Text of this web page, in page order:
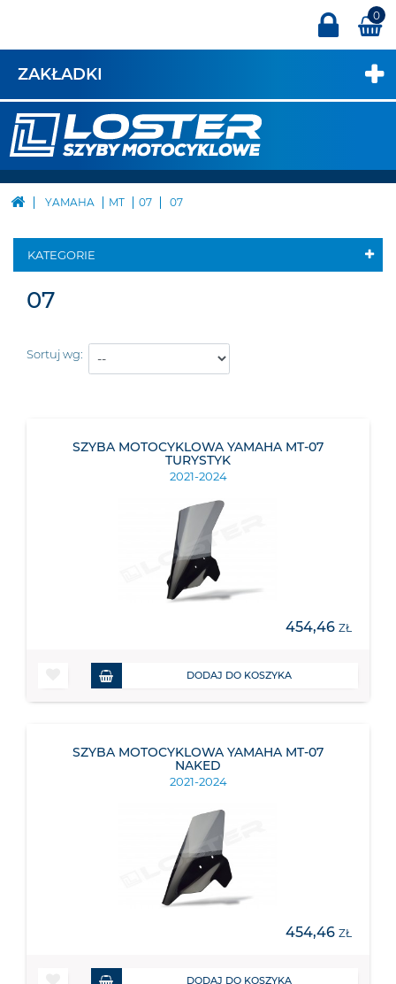
0
ZAKŁADKI
YAMAHA MT 07 07
KATEGORIE
07
Sortuj wg:
SZYBA MOTOCYKLOWA YAMAHA MT-07
TURYSTYK
2021-2024
454,46 ZŁ
DODAJ DO KOSZYKA
SZYBA MOTOCYKLOWA YAMAHA MT-07
NAKED
2021-2024
454,46 ZŁ
DODAJ DO KOSZYKA